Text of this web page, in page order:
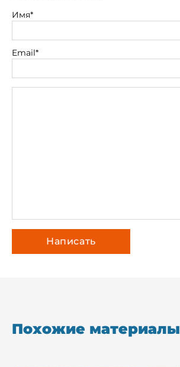
Имя*
Email*
Похожие материалы